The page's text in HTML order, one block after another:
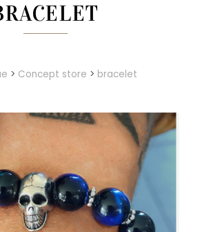
> Concept store > bracelet